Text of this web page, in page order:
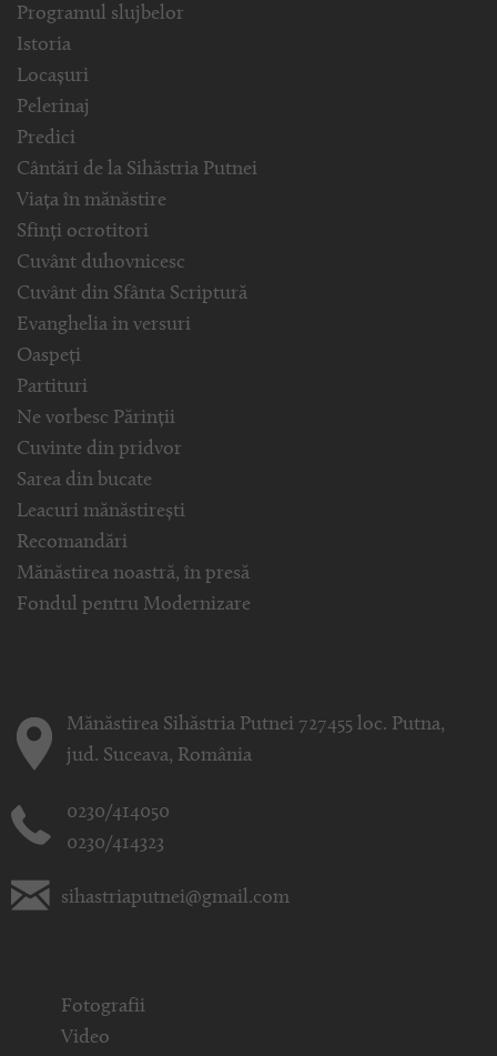
Programul slujbelor
Istoria
Locașuri
Pelerinaj
Predici
Cântări de la Sihăstria Putnei
Viața în mănăstire
Sfinți ocrotitori
Cuvânt duhovnicesc
Cuvânt din Sfânta Scriptură
Evanghelia in versuri
Oaspeți
Partituri
Ne vorbesc Părinții
Cuvinte din pridvor
Sarea din bucate
Leacuri mănăstirești
Recomandări
Mănăstirea noastră, în presă
Fondul pentru Modernizare
Mănăstirea Sihăstria Putnei 727455 loc. Putna,
jud. Suceava, România
0230/414050
0230/414323
sihastriaputnei@gmail.com
Fotografii
Video